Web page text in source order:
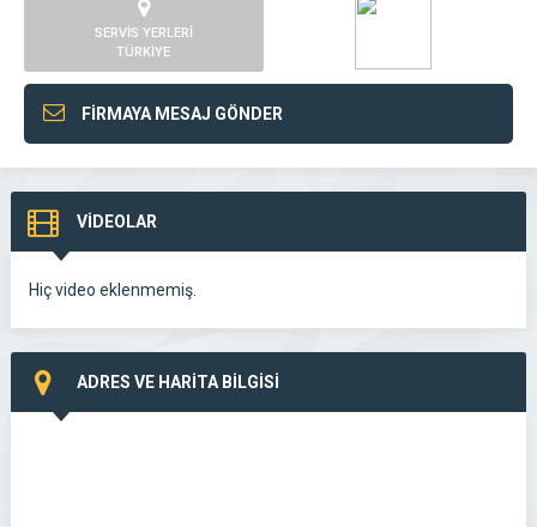
SERVİS YERLERİ
TÜRKİYE
FİRMAYA MESAJ GÖNDER
VİDEOLAR
Hiç video eklenmemiş.
ADRES VE HARİTA BİLGİSİ